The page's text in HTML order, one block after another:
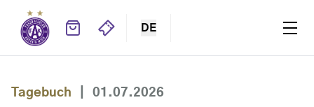
DE
Tagebuch 01.07.2026